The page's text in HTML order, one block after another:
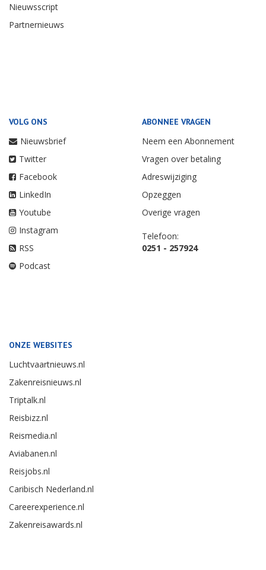
Nieuwsscript
Partnernieuws
VOLG ONS
Nieuwsbrief
Twitter
Facebook
LinkedIn
Youtube
Instagram
RSS
Podcast
ABONNEE VRAGEN
Neem een Abonnement
Vragen over betaling
Adreswijziging
Opzeggen
Overige vragen
Telefoon:
0251 - 257924
ONZE WEBSITES
Luchtvaartnieuws.nl
Zakenreisnieuws.nl
Triptalk.nl
Reisbizz.nl
Reismedia.nl
Aviabanen.nl
Reisjobs.nl
Caribisch Nederland.nl
Careerexperience.nl
Zakenreisawards.nl